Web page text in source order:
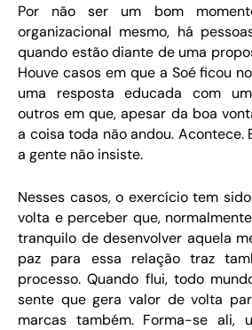
Por não ser um bom
organizacional mesmo, há
quando estão diante de uma
Houve casos em que a Soé ficou
uma resposta educada com
outros em que, apesar da boa
a coisa toda não andou. Acontece.
a gente não insiste.
Nesses casos, o exercício tem
volta e perceber que,
tranquilo de desenvolver aquela
paz para essa relação traz
processo. Quando flui, todo
sente que gera valor de volta
marcas também. Forma-se ali,